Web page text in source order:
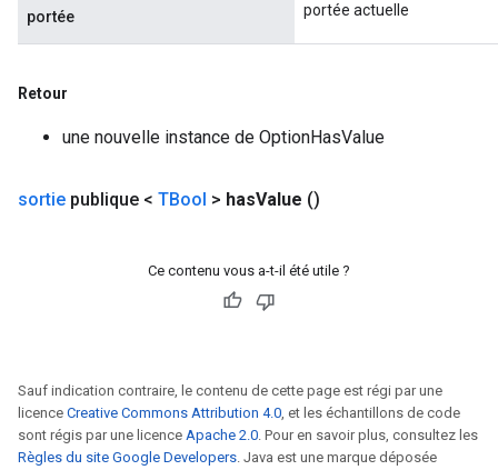
portée portée actuelle
Retour
une nouvelle instance de OptionHasValue
sortie publique < TBool > hasValue ()
Ce contenu vous a-t-il été utile ?
Sauf indication contraire, le contenu de cette page est régi par une
licence Creative Commons Attribution 4.0, et les échantillons de code
sont régis par une licence Apache 2.0. Pour en savoir plus, consultez les
Règles du site Google Developers. Java est une marque déposée